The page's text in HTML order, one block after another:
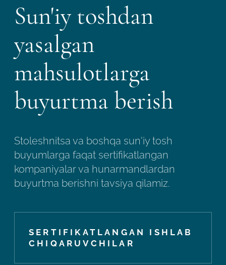
Sun'iy toshdan
yasalgan
mahsulotlarga
buyurtma berish
Stoleshnitsa va boshqa sun'iy tosh
buyumlarga faqat sertifikatlangan
kompaniyalar va hunarmandlardan
buyurtma berishni tavsiya qilamiz.
SERTIFIKATLANGAN ISHLAB
CHIQARUVCHILAR